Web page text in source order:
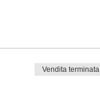
Vendita terminata